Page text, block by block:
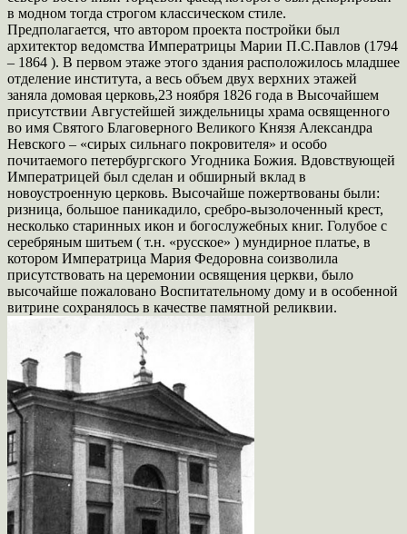
в модном тогда строгом классическом стиле.
Предполагается, что автором проекта постройки был
архитектор ведомства Императрицы Марии П.С.Павлов (1794
– 1864 ). В первом этаже этого здания расположилось младшее
отделение института, а весь объем двух верхних этажей
заняла домовая церковь,23 ноября 1826 года в Высочайшем
присутствии Августейшей зиждельницы храма освященного
во имя Святого Благоверного Великого Князя Александра
Невского – «сирых сильнаго покровителя» и особо
почитаемого петербургского Угодника Божия. Вдовствующей
Императрицей был сделан и обширный вклад в
новоустроенную церковь. Высочайше пожертвованы были:
ризница, большое паникадило, сребро-вызолоченный крест,
несколько старинных икон и богослужебных книг. Голубое с
серебряным шитьем ( т.н. «русское» ) мундирное платье, в
котором Императрица Мария Федоровна соизволила
присутствовать на церемонии освящения церкви, было
высочайше пожаловано Воспитательному дому и в особенной
витрине сохранялось в качестве памятной реликвии.